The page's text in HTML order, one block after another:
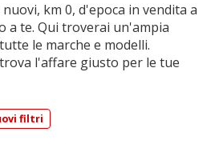
km 0, d'epoca in vendita a
a te. Qui troverai un'ampia
le marche e modelli.
l'affare giusto per le tue
filtri